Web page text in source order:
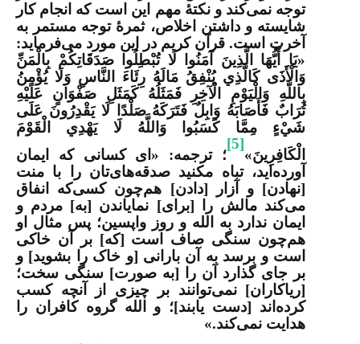
توجه نمی‌کند و نکتۀ مهم این است که انجام کار
شایسته و داشتن اخلاص، ثمرۀ توجه مستمر به
آخرت است. قرآن کریم در این مورد می‌فرماید:
«يَا أَيُّهَا الَّذِينَ آمَنُوا لَا تُبْطِلُوا صَدَقَاتِكُمْ بِالْمَنِّ
وَالْأَذَى كَالَّذِي يُنْفِقُ مَالَهُ رِئَاءَ النَّاسِ وَلَا يُؤْمِنُ
بِاللَّهِ وَالْيَوْمِ الْآخِرِ فَمَثَلُهُ كَمَثَلِ صَفْوَانٍ عَلَيْهِ
تُرَابٌ فَأَصَابَهُ وَابِلٌ فَتَرَكَهُ صَلْدًا لَا يَقْدِرُونَ عَلَى
شَيْءٍ مِمَّا كَسَبُوا وَاللَّهُ لَا يَهْدِي الْقَوْمَ
الْكَافِرِينَ»
[5]
؛ ترجمه: «ای کسانی که ایمان
آورده‌اید، تباه مکنید صدقه‌های‌تان را با منت
[نهادن] و آزار [دادن] هم‌چون کسی‌که انفاق
می‌کند مالش را [برای] نمایاندن [به] مردم و
ایمان ندارد به الله و روز واپسین؛ پس مثال او
هم‌چون سنگی صاف است [که] بر آن خاکی
است و برسد به آن بارانی [و خاک را بشوید] و
بر جای گذارد آن را [به صورت] سنگی سخت؛
[ریاکاران] نمی‌توانند بر چیزی از آنچه کسب
کرده‌اند [دست یابند]؛ و الله گروه کافران را
هدایت نمی‌کند.»